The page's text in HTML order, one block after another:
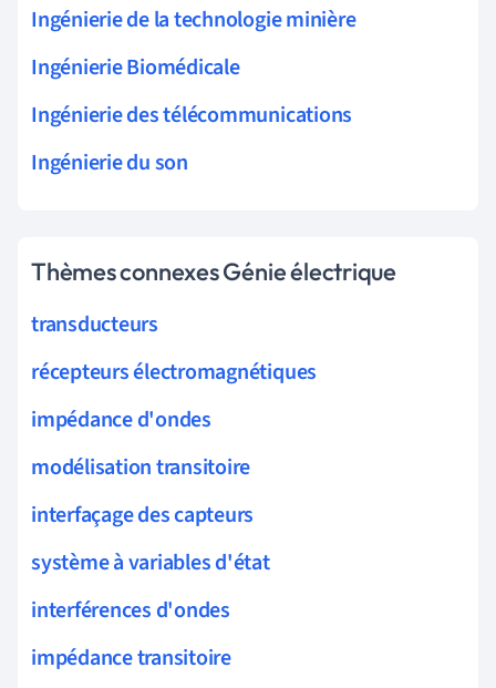
Ingénierie de la technologie minière
Ingénierie Biomédicale
Ingénierie des télécommunications
Ingénierie du son
Thèmes connexes Génie électrique
transducteurs
récepteurs électromagnétiques
impédance d'ondes
modélisation transitoire
interfaçage des capteurs
système à variables d'état
interférences d'ondes
impédance transitoire